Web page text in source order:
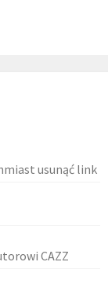
usunąć link
CAZZ